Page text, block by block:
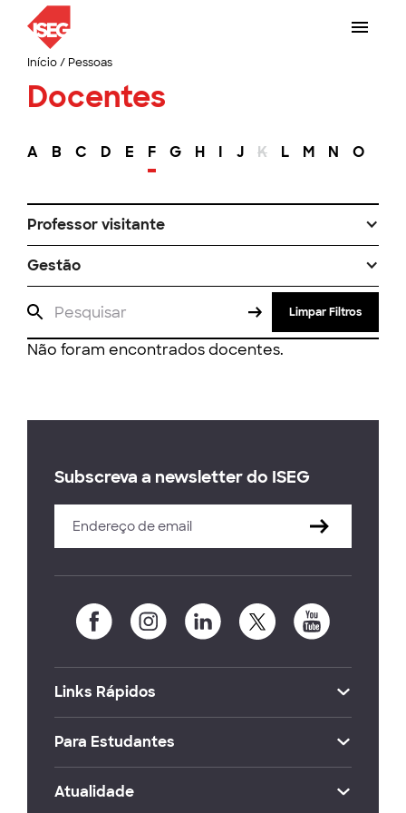
Início/ Pessoas
Docentes
A B C D E F G H I J K L M N O
Professor visitante
Gestão
Limpar Filtros
Não foram encontrados docentes.
Subscreva a newsletter do ISEG
Links Rápidos
Para Estudantes
Atualidade